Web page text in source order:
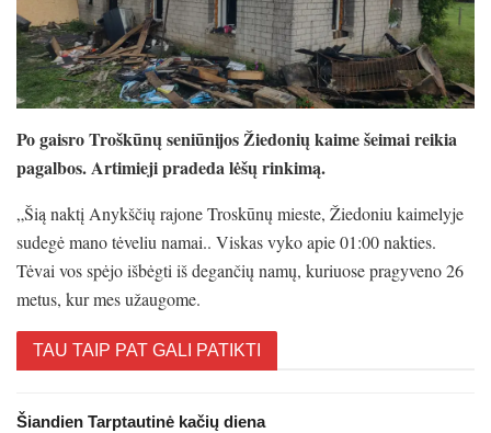
Po gaisro Troškūnų seniūnijos Žiedonių kaime šeimai reikia
pagalbos. Artimieji pradeda lėšų rinkimą.
„Šią naktį Anykščių rajone Troskūnų mieste, Žiedoniu kaimelyje
sudegė mano tėveliu namai.. Viskas vyko apie 01:00 nakties.
Tėvai vos spėjo išbėgti iš degančių namų, kuriuose pragyveno 26
metus, kur mes užaugome.
TAU TAIP PAT GALI PATIKTI
Šiandien Tarptautinė kačių diena